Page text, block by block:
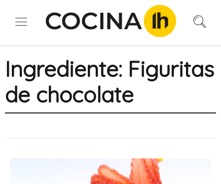
Ingrediente: Figuritas
de chocolate